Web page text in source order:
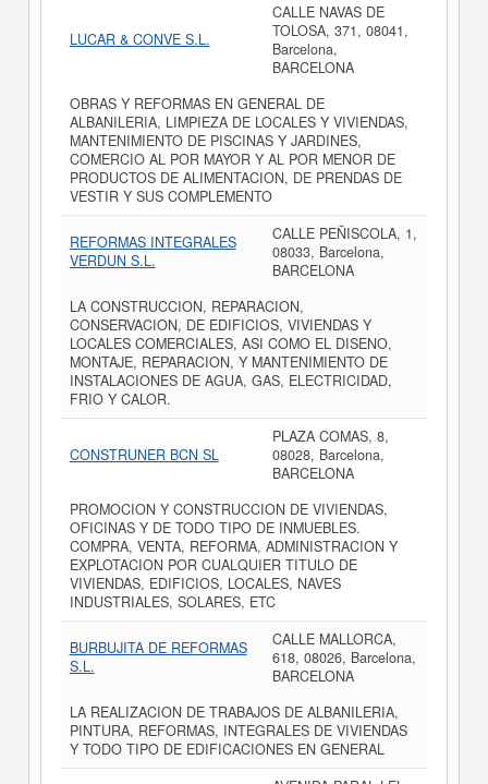
LUCAR & CONVE S.L.
CALLE NAVAS DE
TOLOSA, 371, 08041,
Barcelona,
BARCELONA
OBRAS Y REFORMAS EN GENERAL DE
ALBANILERIA, LIMPIEZA DE LOCALES Y VIVIENDAS,
MANTENIMIENTO DE PISCINAS Y JARDINES,
COMERCIO AL POR MAYOR Y AL POR MENOR DE
PRODUCTOS DE ALIMENTACION, DE PRENDAS DE
VESTIR Y SUS COMPLEMENTO
REFORMAS INTEGRALES
VERDUN S.L.
CALLE PEÑISCOLA, 1,
08033, Barcelona,
BARCELONA
LA CONSTRUCCION, REPARACION,
CONSERVACION, DE EDIFICIOS, VIVIENDAS Y
LOCALES COMERCIALES, ASI COMO EL DISENO,
MONTAJE, REPARACION, Y MANTENIMIENTO DE
INSTALACIONES DE AGUA, GAS, ELECTRICIDAD,
FRIO Y CALOR.
CONSTRUNER BCN SL
PLAZA COMAS, 8,
08028, Barcelona,
BARCELONA
PROMOCION Y CONSTRUCCION DE VIVIENDAS,
OFICINAS Y DE TODO TIPO DE INMUEBLES.
COMPRA, VENTA, REFORMA, ADMINISTRACION Y
EXPLOTACION POR CUALQUIER TITULO DE
VIVIENDAS, EDIFICIOS, LOCALES, NAVES
INDUSTRIALES, SOLARES, ETC
BURBUJITA DE REFORMAS
S.L.
CALLE MALLORCA,
618, 08026, Barcelona,
BARCELONA
LA REALIZACION DE TRABAJOS DE ALBANILERIA,
PINTURA, REFORMAS, INTEGRALES DE VIVIENDAS
Y TODO TIPO DE EDIFICACIONES EN GENERAL